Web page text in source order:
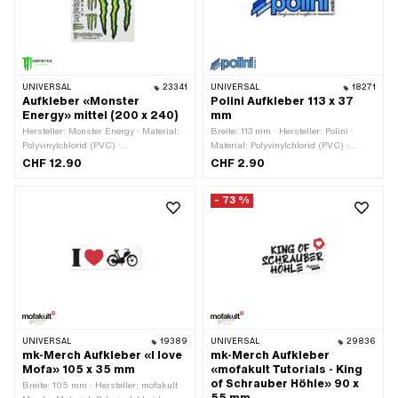
UNIVERSAL 23341
Aufkleber «Monster
Energy» mittel (200 x 240)
Hersteller: Monster Energy · Material:
Polyvinylchlorid (PVC) ·
Verwendungsort: Universal ·
CHF 12.90
UNIVERSAL 18271
Polini Aufkleber 113 x 37
mm
Breite: 113 mm · Hersteller: Polini ·
Material: Polyvinylchlorid (PVC) ·
Verwendungsort: Universal · Farbe:
Höhe: 37 mm · Transferfolie: Nein
CHF 2.90
UNIVERSAL 19389
mk-Merch Aufkleber «I love
Mofa» 105 x 35 mm
Breite: 105 mm · Hersteller: mofakult
- 73 %
UNIVERSAL 29836
mk-Merch Aufkleber
«mofakult Tutorials - King
of Schrauber Höhle» 90 x